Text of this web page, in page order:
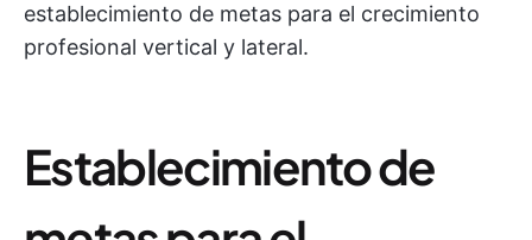
establecimiento de metas para el crecimiento
profesional vertical y lateral.
Establecimiento de